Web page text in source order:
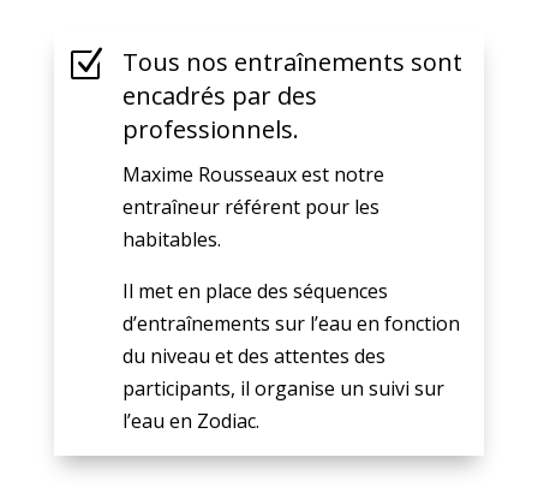
Z
Tous nos entraînements sont
encadrés par des
professionnels.
Maxime Rousseaux est notre
entraîneur référent pour les
habitables.
Il met en place des séquences
d’entraînements sur l’eau en fonction
du niveau et des attentes des
participants, il organise un suivi sur
l’eau en Zodiac.